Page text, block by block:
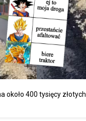
około 400 tysięcy złotych.